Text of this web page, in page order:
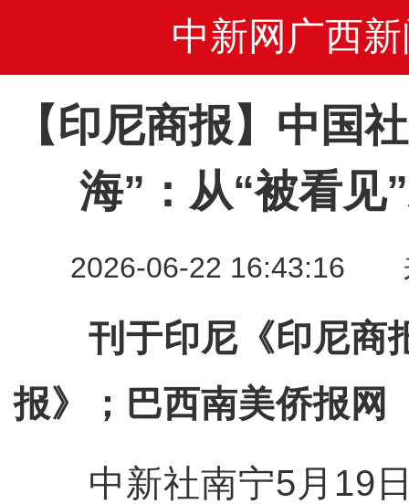
中新网广西新
【印尼商报】中国
海”：从“被看见
2026-06-22 16:43:16
刊于印尼《印尼商
报》；巴西南美侨报网
中新社南宁5月19